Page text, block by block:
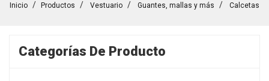
Inicio Productos Vestuario Guantes, mallas y más Calcetas
Categorías De Producto